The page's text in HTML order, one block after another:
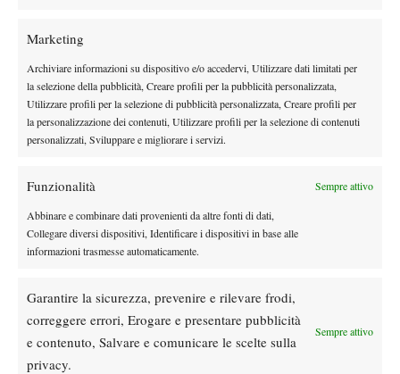
Marketing
Archiviare informazioni su dispositivo e/o accedervi, Utilizzare dati limitati per
la selezione della pubblicità, Creare profili per la pubblicità personalizzata,
Utilizzare profili per la selezione di pubblicità personalizzata, Creare profili per
la personalizzazione dei contenuti, Utilizzare profili per la selezione di contenuti
personalizzati, Sviluppare e migliorare i servizi.
Funzionalità Sempre attivo
Abbinare e combinare dati provenienti da altre fonti di dati,
Collegare diversi dispositivi, Identificare i dispositivi in base alle
informazioni trasmesse automaticamente.
Garantire la sicurezza, prevenire e rilevare frodi,
correggere errori, Erogare e presentare pubblicità
e contenuto, Salvare e comunicare le scelte sulla
privacy.
Sempre attivo
DI TENDENZA
News
Masters 1000 Cincinnati 2026: forfait di
Quinn, Sonego entra nel tabellone
Masters 1000 Cincinnati 2026: a che ora e
dove vedere il sorteggio del tabellone
Rusedski sul futuro di Alcaraz: “Non
giocherà lo US Open, forse non lo vedremo
più nel 2026”